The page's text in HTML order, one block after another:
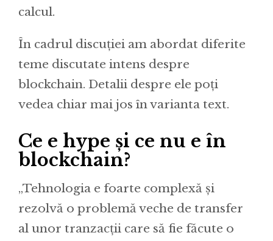
calcul.
În cadrul discuției am abordat diferite
teme discutate intens despre
blockchain. Detalii despre ele poți
vedea chiar mai jos în varianta text.
Ce e hype și ce nu e în
blockchain?
„Tehnologia e foarte complexă și
rezolvă o problemă veche de transfer
al unor tranzacții care să fie făcute o